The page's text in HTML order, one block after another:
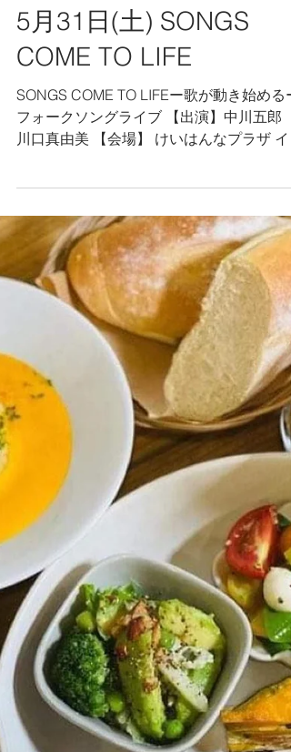
スタッフ Y
5月31日(土) SONGS
COME TO LIFE
SONGS COME TO LIFEー歌が動き始めるー
フォークソングライブ 【出演】中川五郎
川口真由美 【会場】 けいはんなプラザ イ
ントホール2 【時間】開場16:30 開演
【料金】前売2500円 当日3000円 【お問
合わせ先】...